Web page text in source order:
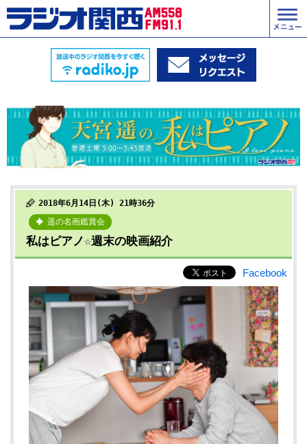
2018年6月14日(木) 21時36分
遥の名画鑑賞会
私はピアノ☆週末の映画紹介
Facebook